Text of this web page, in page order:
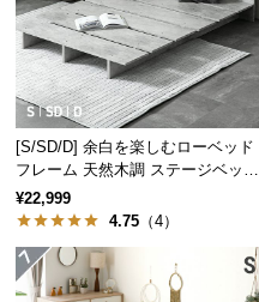
員
規
約
に
つ
い
客
[S/SD/D] 余白を楽しむローベッド
フレーム 天然木調 ステージベッド
2口コンセントタイプ
¥22,999
4.75 （4）